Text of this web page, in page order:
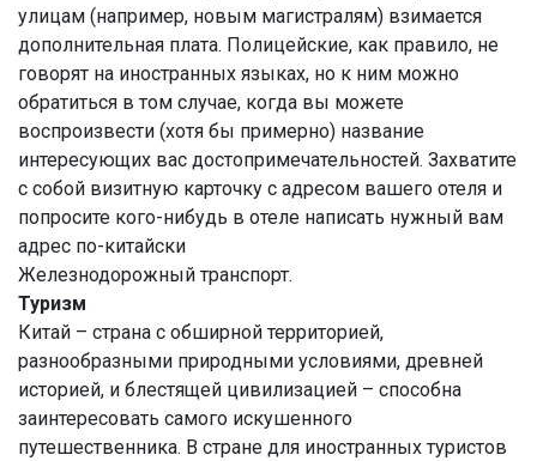
улицам (например, новым магистралям) взимается
дополнительная плата. Полицейские, как правило, не
говорят на иностранных языках, но к ним можно
обратиться в том случае, когда вы можете
воспроизвести (хотя бы примерно) название
интересующих вас достопримечательностей. Захватите
с собой визитную карточку с адресом вашего отеля и
попросите кого-нибудь в отеле написать нужный вам
адрес по-китайски
Железнодорожный транспорт.
Туризм
Китай – страна с обширной территорией,
разнообразными природными условиями, древней
историей, и блестящей цивилизацией – способна
заинтересовать самого искушенного
путешественника. В стране для иностранных туристов